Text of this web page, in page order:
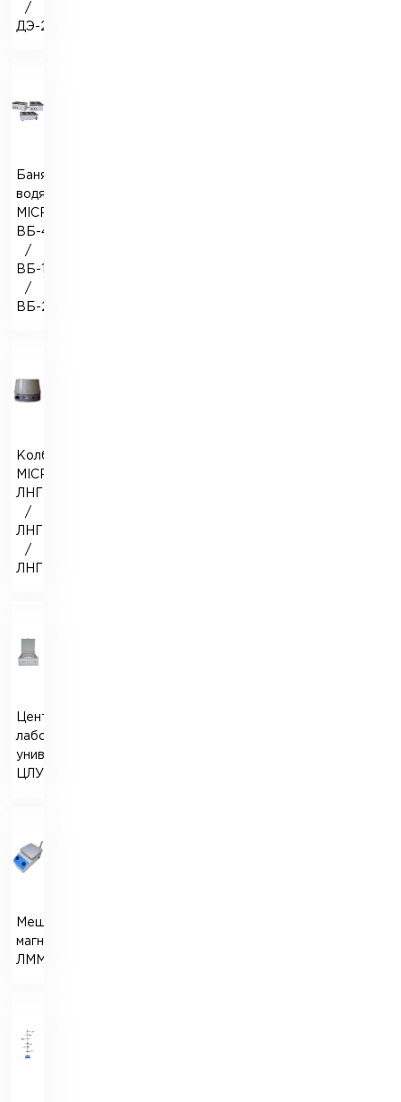
/
ДЭ-20
Баня
водяная
MICROmed
ВБ-4
/
ВБ-10
/
ВБ-20
Колбонагреватель
MICROmed
ЛНГ-250
/
ЛНГ-500
/
ЛНГ-1000
Центрифуга
лабораторная
универсальная
ЦЛУ-1
Мешалка
магнитная
ЛММ-2